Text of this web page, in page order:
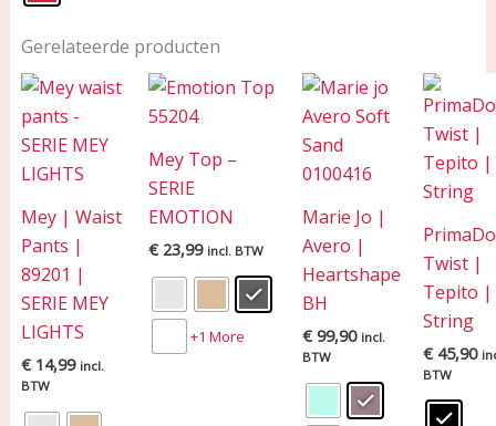
Gerelateerde producten
Mey | Waist
Pants |
89201 |
SERIE MEY
LIGHTS
€14,99 incl.
BTW
Mey Top –
SERIE
EMOTION
€23,99 incl. BTW
+1 More
Marie Jo |
Avero |
Heartshape
BH
€99,90 incl.
BTW
Twist |
Tepito |
String
€45,90
BTW